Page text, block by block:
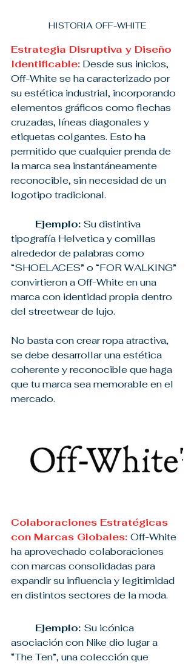
HISTORIA OFF-WHITE
Estrategia Disruptiva y Diseño
Identificable: Desde sus inicios,
Off-White se ha caracterizado por
su estética industrial, incorporando
elementos gráficos como flechas
cruzadas, líneas diagonales y
etiquetas colgantes. Esto ha
permitido que cualquier prenda de
la marca sea instantáneamente
reconocible, sin necesidad de un
logotipo tradicional.
	Ejemplo:
Su distintiva
tipografía Helvetica y comillas
alrededor de palabras como
“SHOELACES” o “FOR WALKING”
convirtieron a Off-White en una
marca con identidad propia dentro
del streetwear de lujo.
No basta con crear ropa atractiva,
se debe desarrollar una estética
coherente y reconocible que haga
que tu marca sea memorable en el
mercado.
Colaboraciones Estratégicas
con Marcas Globales: Off-White
ha aprovechado colaboraciones
con marcas consolidadas para
expandir su influencia y legitimidad
en distintos sectores de la moda.
	Ejemplo:
Su icónica
asociación con Nike dio lugar a
“The Ten”, una colección que